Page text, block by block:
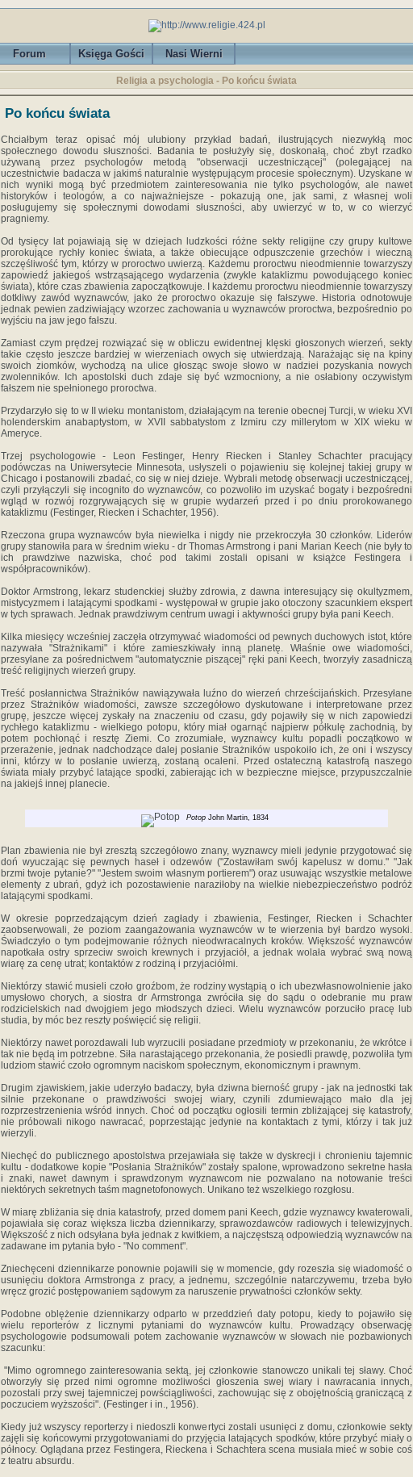
Forum Księga Gości Nasi Wierni
Religia a psychologia - Po końcu świata
Po końcu świata
Chciałbym teraz opisać mój ulubiony przykład badań, ilustrujących niezwykłą moc
społecznego dowodu słuszności. Badania te posłużyły się, doskonałą, choć zbyt rzadko
używaną przez psychologów metodą "obserwacji uczestniczącej" (polegającej na
uczestnictwie badacza w jakimś naturalnie występującym procesie społecznym). Uzyskane w
nich wyniki mogą być przedmiotem zainteresowania nie tylko psychologów, ale nawet
historyków i teologów, a co najważniejsze - pokazują one, jak sami, z własnej woli
posługujemy się społecznymi dowodami słuszności, aby uwierzyć w to, w co wierzyć
pragniemy.
Od tysięcy lat pojawiają się w dziejach ludzkości różne sekty religijne czy grupy kultowe
prorokujące rychły koniec świata, a także obiecujące odpuszczenie grzechów i wieczną
szczęśliwość tym, którzy w proroctwo uwierzą. Każdemu proroctwu nieodmiennie towarzyszy
zapowiedź jakiegoś wstrząsającego wydarzenia (zwykle kataklizmu powodującego koniec
świata), które czas zbawienia zapoczątkowuje. I każdemu proroctwu nieodmiennie towarzyszy
dotkliwy zawód wyznawców, jako że proroctwo okazuje się fałszywe. Historia odnotowuje
jednak pewien zadziwiający wzorzec zachowania u wyznawców proroctwa, bezpośrednio po
wyjściu na jaw jego fałszu.
Zamiast czym prędzej rozwiązać się w obliczu ewidentnej klęski głoszonych wierzeń, sekty
takie często jeszcze bardziej w wierzeniach owych się utwierdzają. Narażając się na kpiny
swoich ziomków, wychodzą na ulice głosząc swoje słowo w nadziei pozyskania nowych
zwolenników. Ich apostolski duch zdaje się być wzmocniony, a nie osłabiony oczywistym
fałszem nie spełnionego proroctwa.
Przydarzyło się to w II wieku montanistom, działającym na terenie obecnej Turcji, w wieku XVI
holenderskim anabaptystom, w XVII sabbatystom z Izmiru czy millerytom w XIX wieku w
Ameryce.
Trzej psychologowie - Leon Festinger, Henry Riecken i Stanley Schachter pracujący
podówczas na Uniwersytecie Minnesota, usłyszeli o pojawieniu się kolejnej takiej grupy w
Chicago i postanowili zbadać, co się w niej dzieje. Wybrali metodę obserwacji uczestniczącej,
czyli przyłączyli się incognito do wyznawców, co pozwoliło im uzyskać bogaty i bezpośredni
wgląd w rozwój rozgrywających się w grupie wydarzeń przed i po dniu prorokowanego
kataklizmu (Festinger, Riecken i Schachter, 1956).
Rzeczona grupa wyznawców była niewielka i nigdy nie przekroczyła 30 członków. Liderów
grupy stanowiła para w średnim wieku - dr Thomas Armstrong i pani Marian Keech (nie były to
ich prawdziwe nazwiska, choć pod takimi zostali opisani w książce Festingera i
współpracowników).
Doktor Armstrong, lekarz studenckiej służby zdrowia, z dawna interesujący się okultyzmem,
mistycyzmem i latającymi spodkami - występował w grupie jako otoczony szacunkiem ekspert
w tych sprawach. Jednak prawdziwym centrum uwagi i aktywności grupy była pani Keech.
Kilka miesięcy wcześniej zaczęła otrzymywać wiadomości od pewnych duchowych istot, które
nazywała "Strażnikami" i które zamieszkiwały inną planetę. Właśnie owe wiadomości,
przesyłane za pośrednictwem "automatycznie piszącej" ręki pani Keech, tworzyły zasadniczą
treść religijnych wierzeń grupy.
Treść posłannictwa Strażników nawiązywała luźno do wierzeń chrześcijańskich. Przesyłane
przez Strażników wiadomości, zawsze szczegółowo dyskutowane i interpretowane przez
grupę, jeszcze więcej zyskały na znaczeniu od czasu, gdy pojawiły się w nich zapowiedzi
rychłego kataklizmu - wielkiego potopu, który miał ogarnąć najpierw półkulę zachodnią, by
potem pochłonąć i resztę Ziemi. Co zrozumiałe, wyznawcy kultu popadli początkowo w
przerażenie, jednak nadchodzące dalej posłanie Strażników uspokoiło ich, że oni i wszyscy
inni, którzy w to posłanie uwierzą, zostaną ocaleni. Przed ostateczną katastrofą naszego
świata miały przybyć latające spodki, zabierając ich w bezpieczne miejsce, przypuszczalnie
na jakiejś innej planecie.
PotopJohn Martin, 1834
Plan zbawienia nie był zresztą szczegółowo znany, wyznawcy mieli jedynie przygotować się
doń wyuczając się pewnych haseł i odzewów ("Zostawiłam swój kapelusz w domu." "Jak
brzmi twoje pytanie?" "Jestem swoim własnym portierem") oraz usuwając wszystkie metalowe
elementy z ubrań, gdyż ich pozostawienie naraziłoby na wielkie niebezpieczeństwo podróż
latającymi spodkami.
W okresie poprzedzającym dzień zagłady i zbawienia, Festinger, Riecken i Schachter
zaobserwowali, że poziom zaangażowania wyznawców w te wierzenia był bardzo wysoki.
Świadczyło o tym podejmowanie różnych nieodwracalnych kroków. Większość wyznawców
napotkała ostry sprzeciw swoich krewnych i przyjaciół, a jednak wolała wybrać swą nową
wiarę za cenę utrat; kontaktów z rodziną i przyjaciółmi.
Niektórzy stawić musieli czoło groźbom, że rodziny wystąpią o ich ubezwłasnowolnienie jako
umysłowo chorych, a siostra dr Armstronga zwróciła się do sądu o odebranie mu praw
rodzicielskich nad dwojgiem jego młodszych dzieci. Wielu wyznawców porzuciło pracę lub
studia, by móc bez reszty poświęcić się religii.
Niektórzy nawet porozdawali lub wyrzucili posiadane przedmioty w przekonaniu, że wkrótce i
tak nie będą im potrzebne. Siła narastającego przekonania, że posiedli prawdę, pozwoliła tym
ludziom stawić czoło ogromnym naciskom społecznym, ekonomicznym i prawnym.
Drugim zjawiskiem, jakie uderzyło badaczy, była dziwna bierność grupy - jak na jednostki tak
silnie przekonane o prawdziwości swojej wiary, czynili zdumiewająco mało dla jej
rozprzestrzenienia wśród innych. Choć od początku ogłosili termin zbliżającej się katastrofy,
nie próbowali nikogo nawracać, poprzestając jedynie na kontaktach z tymi, którzy i tak już
wierzyli.
Niechęć do publicznego apostolstwa przejawiała się także w dyskrecji i chronieniu tajemnic
kultu - dodatkowe kopie "Posłania Strażników" zostały spalone, wprowadzono sekretne hasła
i znaki, nawet dawnym i sprawdzonym wyznawcom nie pozwalano na notowanie treści
niektórych sekretnych taśm magnetofonowych. Unikano też wszelkiego rozgłosu.
W miarę zbliżania się dnia katastrofy, przed domem pani Keech, gdzie wyznawcy kwaterowali,
pojawiała się coraz większa liczba dziennikarzy, sprawozdawców radiowych i telewizyjnych.
Większość z nich odsyłana była jednak z kwitkiem, a najczęstszą odpowiedzią wyznawców na
zadawane im pytania było - "No comment".
Zniechęceni dziennikarze ponownie pojawili się w momencie, gdy rozeszła się wiadomość o
usunięciu doktora Armstronga z pracy, a jednemu, szczególnie natarczywemu, trzeba było
wręcz grozić postępowaniem sądowym za naruszenie prywatności członków sekty.
Podobne oblężenie dziennikarzy odparto w przeddzień daty potopu, kiedy to pojawiło się
wielu reporterów z licznymi pytaniami do wyznawców kultu. Prowadzący obserwację
psychologowie podsumowali potem zachowanie wyznawców w słowach nie pozbawionych
szacunku:
"Mimo ogromnego zainteresowania sektą, jej członkowie stanowczo unikali tej sławy. Choć
otworzyły się przed nimi ogromne możliwości głoszenia swej wiary i nawracania innych,
pozostali przy swej tajemniczej powściągliwości, zachowując się z obojętnością graniczącą z
poczuciem wyższości". (Festinger i in., 1956).
Kiedy już wszyscy reporterzy i niedoszli konwertyci zostali usunięci z domu, członkowie sekty
zajęli się końcowymi przygotowaniami do przyjęcia latających spodków, które przybyć miały o
północy. Oglądana przez Festingera, Rieckena i Schachtera scena musiała mieć w sobie coś
z teatru absurdu.